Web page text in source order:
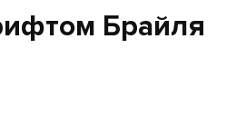
Брайля